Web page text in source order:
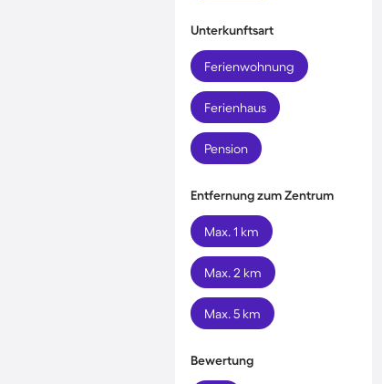
Unterkunftsart
Ferienwohnung
Ferienhaus
Pension
Entfernung zum Zentrum
Max. 1 km
Max. 2 km
Max. 5 km
Bewertung